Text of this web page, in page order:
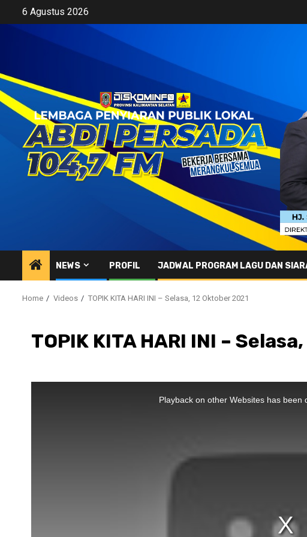
content
6 Agustus 2026
NEWS PROFIL JADWAL PROGRAM LAGU DAN
Home Videos TOPIK KITA HARI INI – Selasa, 12 Oktober 2021
TOPIK KITA HARI INI –